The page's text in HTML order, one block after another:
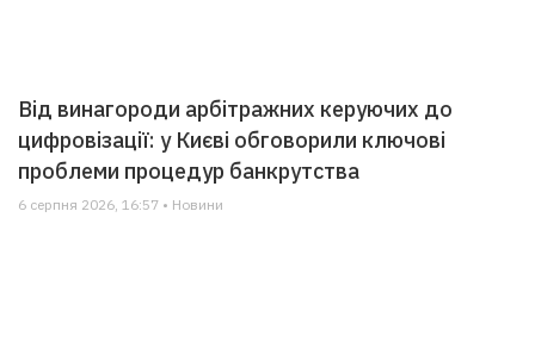
Від винагороди арбітражних керуючих до
цифровізації: у Києві обговорили ключові
проблеми процедур банкрутства
6 серпня 2026, 16:57 • Новини